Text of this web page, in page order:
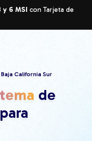
y 6 MSI con Tarjeta de
California Sur
de